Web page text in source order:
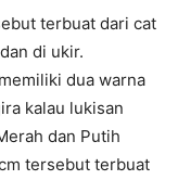
terbuat dari cat
di ukir.
dua warna
kalau lukisan
dan Putih
tersebut terbuat